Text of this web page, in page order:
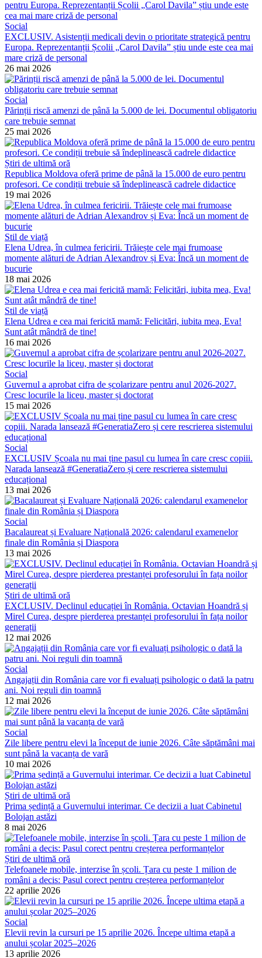
Social
EXCLUSIV. Asistenții medicali devin o prioritate strategică pentru
Europa. Reprezentanții Școlii „Carol Davila” știu unde este cea mai
mare criză de personal
26 mai 2026
Social
Părinții riscă amenzi de până la 5.000 de lei. Documentul obligatoriu
care trebuie semnat
25 mai 2026
Știri de ultimă oră
Republica Moldova oferă prime de până la 15.000 de euro pentru
profesori. Ce condiții trebuie să îndeplinească cadrele didactice
19 mai 2026
Stil de viață
Elena Udrea, în culmea fericirii. Trăiește cele mai frumoase
momente alături de Adrian Alexandrov și Eva: Încă un moment de
bucurie
18 mai 2026
Stil de viață
Elena Udrea e cea mai fericită mamă: Felicitări, iubita mea, Eva!
Sunt atât mândră de tine!
16 mai 2026
Social
Guvernul a aprobat cifra de școlarizare pentru anul 2026-2027.
Cresc locurile la liceu, master și doctorat
15 mai 2026
Social
EXCLUSIV Școala nu mai ține pasul cu lumea în care cresc copiii.
Narada lansează #GeneratiaZero și cere rescrierea sistemului
educațional
13 mai 2026
Social
Bacalaureat și Evaluare Națională 2026: calendarul examenelor
finale din România și Diaspora
13 mai 2026
Știri de ultimă oră
EXCLUSIV. Declinul educației în România. Octavian Hoandră și
Mirel Curea, despre pierderea prestanței profesorului în fața noilor
generații
12 mai 2026
Social
Angajații din România care vor fi evaluați psihologic o dată la patru
ani. Noi reguli din toamnă
12 mai 2026
Social
Zile libere pentru elevi la început de iunie 2026. Câte săptămâni mai
sunt până la vacanța de vară
10 mai 2026
Știri de ultimă oră
Prima ședință a Guvernului interimar. Ce decizii a luat Cabinetul
Bolojan astăzi
8 mai 2026
Știri de ultimă oră
Telefoanele mobile, interzise în școli. Țara cu peste 1 milion de
români a decis: Pasul corect pentru creșterea performanțelor
22 aprilie 2026
Social
Elevii revin la cursuri pe 15 aprilie 2026. Începe ultima etapă a
anului școlar 2025–2026
13 aprilie 2026